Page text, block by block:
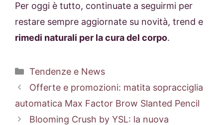
Per oggi è tutto, continuate a seguirmi per
restare sempre aggiornate su novità, trend e
rimedi naturali per la cura del corpo.
Categorie
Tendenze e News
Offerte e promozioni: matita sopracciglia
automatica Max Factor Brow Slanted Pencil
Blooming Crush by YSL: la nuova